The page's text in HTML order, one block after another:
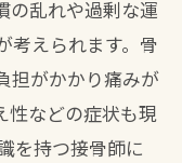
の乱れや過剰な運
考えられます。骨
担がかかり痛みが
性などの症状も現
を持つ接骨師に